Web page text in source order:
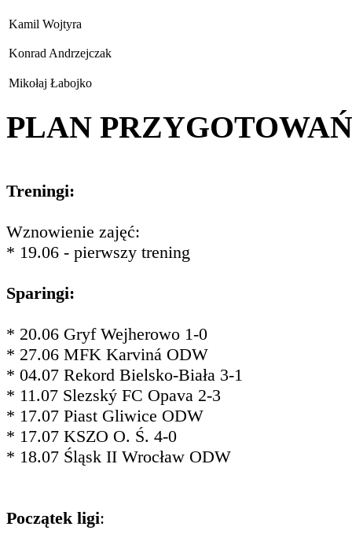
Kamil Wojtyra
Konrad Andrzejczak
Mikołaj Łabojko
PLAN PRZYGOTOWAŃ
Treningi:
Wznowienie zajęć:
* 19.06 - pierwszy trening
Sparingi:
* 20.06 Gryf Wejherowo 1-0
* 27.06 MFK Karviná ODW
* 04.07 Rekord Bielsko-Biała 3-1
* 11.07 Slezský FC Opava 2-3
* 17.07 Piast Gliwice ODW
* 17.07 KSZO O. Ś. 4-0
* 18.07 Śląsk II Wrocław ODW
Początek ligi: